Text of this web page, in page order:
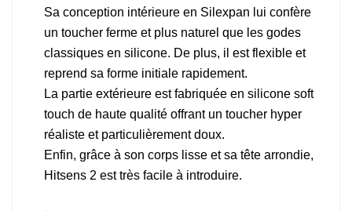
Sa conception intérieure en Silexpan lui confère
un toucher ferme et plus naturel que les godes
classiques en silicone. De plus, il est flexible et
reprend sa forme initiale rapidement.
La partie extérieure est fabriquée en silicone soft
touch de haute qualité offrant un toucher hyper
réaliste et particulièrement doux.
Enfin, grâce à son corps lisse et sa tête arrondie,
Hitsens 2 est très facile à introduire.